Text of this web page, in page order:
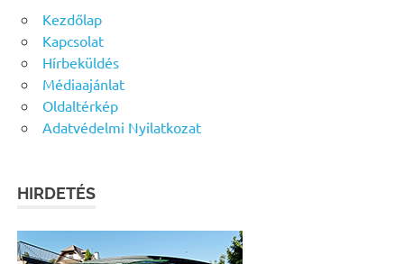
Kezdőlap
Kapcsolat
Hírbeküldés
Médiaajánlat
Oldaltérkép
Adatvédelmi Nyilatkozat
HIRDETÉS